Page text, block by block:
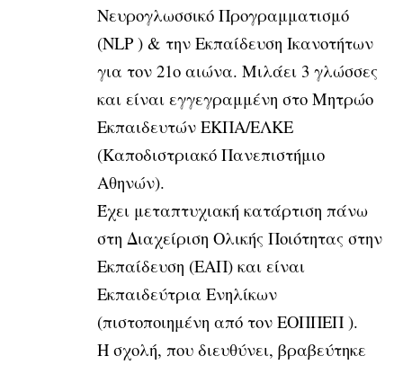
Νευρογλωσσικό Προγραμματισμό
(NLP ) & την Εκπαίδευση Ικανοτήτων
για τον 21ο αιώνα. Μιλάει 3 γλώσσες
και είναι εγγεγραμμένη στο Μητρώο
Εκπαιδευτών ΕΚΠΑ/ΕΛΚΕ
(Καποδιστριακό Πανεπιστήμιο
Αθηνών).
Έχει μεταπτυχιακή κατάρτιση πάνω
στη Διαχείριση Ολικής Ποιότητας στην
Εκπαίδευση (ΕΑΠ) και είναι
Εκπαιδεύτρια Ενηλίκων
(πιστοποιημένη από τον ΕΟΠΠΕΠ ).
Η σχολή, που διευθύνει, βραβεύτηκε